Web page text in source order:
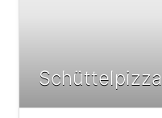
Schüttelpizza